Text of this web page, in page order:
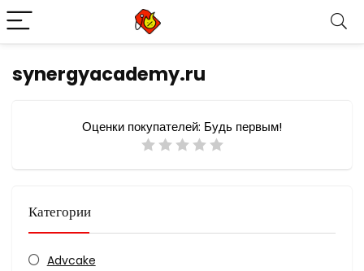
synergyacademy.ru
Оценки покупателей: Будь первым!
Категории
Advcake